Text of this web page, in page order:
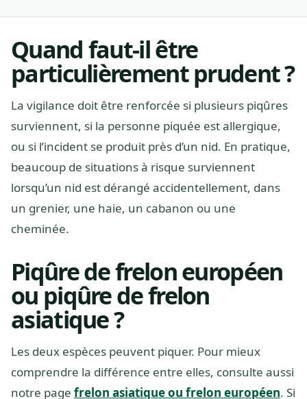
Quand faut-il être
particulièrement prudent ?
La vigilance doit être renforcée si plusieurs piqûres
surviennent, si la personne piquée est allergique,
ou si l’incident se produit près d’un nid. En pratique,
beaucoup de situations à risque surviennent
lorsqu’un nid est dérangé accidentellement, dans
un grenier, une haie, un cabanon ou une
cheminée.
Piqûre de frelon européen
ou piqûre de frelon
asiatique ?
Les deux espèces peuvent piquer. Pour mieux
comprendre la différence entre elles, consulte aussi
notre page frelon asiatique ou frelon européen. Si